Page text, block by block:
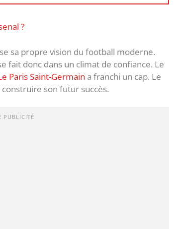
?
sa propre vision du football moderne.
fait donc dans un climat de confiance. Le
Paris Saint-Germain a franchi un cap. Le
son futur succès.
PUBLICITÉ